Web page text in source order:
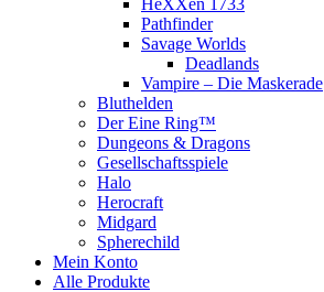
HeXXen 1733
Pathfinder
Savage Worlds
Deadlands
Vampire – Die Maskerade
Bluthelden
Der Eine Ring™
Dungeons & Dragons
Gesellschaftsspiele
Halo
Herocraft
Midgard
Spherechild
Mein Konto
Alle Produkte